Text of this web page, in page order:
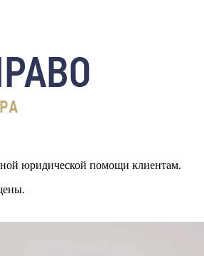
юридической помощи клиентам.